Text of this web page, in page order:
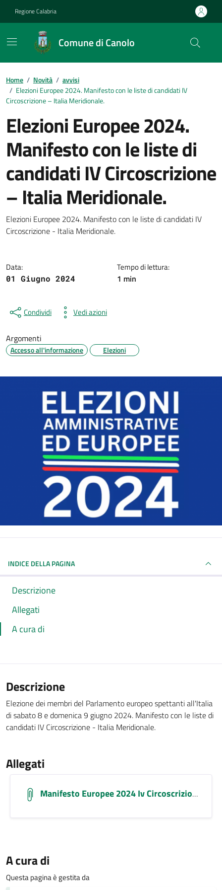
Regione Calabria
Comune di Canolo
Home / Novità / avvisi
/ Elezioni Europee 2024. Manifesto con le liste di candidati IV
Circoscrizione – Italia Meridionale.
Elezioni Europee 2024.
Manifesto con le liste di
candidati IV Circoscrizione
– Italia Meridionale.
Dettagli della notizia
Elezioni Europee 2024. Manifesto con le liste di candidati IV
Circoscrizione - Italia Meridionale.
Data:
01 Giugno 2024
Tempo di lettura:
1 min
Condividi Vedi azioni
Argomenti
Accesso all'informazione Elezioni
INDICE DELLA PAGINA
Descrizione
Allegati
A cura di
Descrizione
Elezione dei membri del Parlamento europeo spettanti all'Italia
di sabato 8 e domenica 9 giugno 2024. Manifesto con le liste di
candidati IV Circoscrizione - Italia Meridionale.
Allegati
Manifesto Europee 2024 Iv Circoscrizione
A cura di
Questa pagina è gestita da